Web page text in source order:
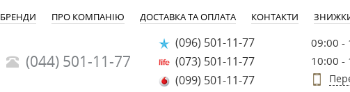
БРЕНДИ ПРО КОМПАНІЮ ДОСТАВКА ТА ОПЛАТА КОНТАКТИ
(044) 501-11-77
(096) 501-11-77
(073) 501-11-77
(099) 501-11-77
09:00 -
10:00 -